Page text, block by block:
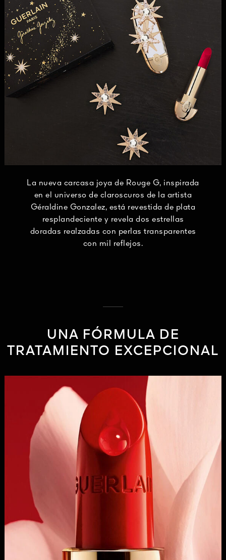
La nueva carcasa joya de Rouge G, inspirada
en el universo de claroscuros de la artista
Géraldine Gonzalez, está revestida de plata
resplandeciente y revela dos estrellas
doradas realzadas con perlas transparentes
con mil reflejos.
UNA FÓRMULA DE
TRATAMIENTO EXCEPCIONAL